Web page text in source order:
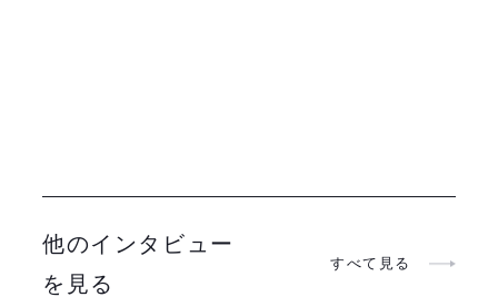
他のインタビュー
を見る
すべて見る